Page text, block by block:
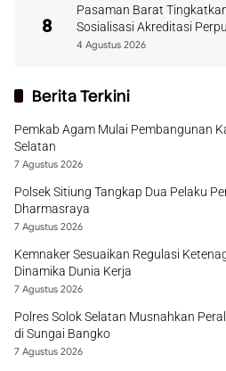
8
Pasaman Barat
Sosialisasi Akreditasi
4 Agustus 2026
Berita Terkini
Pemkab Agam Mulai Pembangunan
Selatan
7 Agustus 2026
Polsek Sitiung Tangkap Dua Pelaku
Dharmasraya
7 Agustus 2026
Kemnaker Sesuaikan Regulasi
Dinamika Dunia Kerja
7 Agustus 2026
Polres Solok Selatan Musnahkan
di Sungai Bangko
7 Agustus 2026